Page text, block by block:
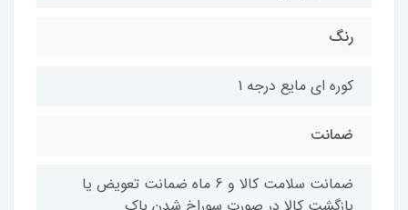
رنگ
کوره ای مایع درجه 1
ضمانت
ضمانت سلامت کالا و 6 ماه ضمانت تعویض یا